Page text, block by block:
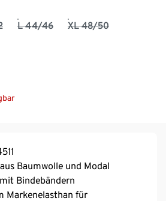
L 44/46 XL 48/50
Baumwolle und Modal
Bindebändern
Markenelasthan für